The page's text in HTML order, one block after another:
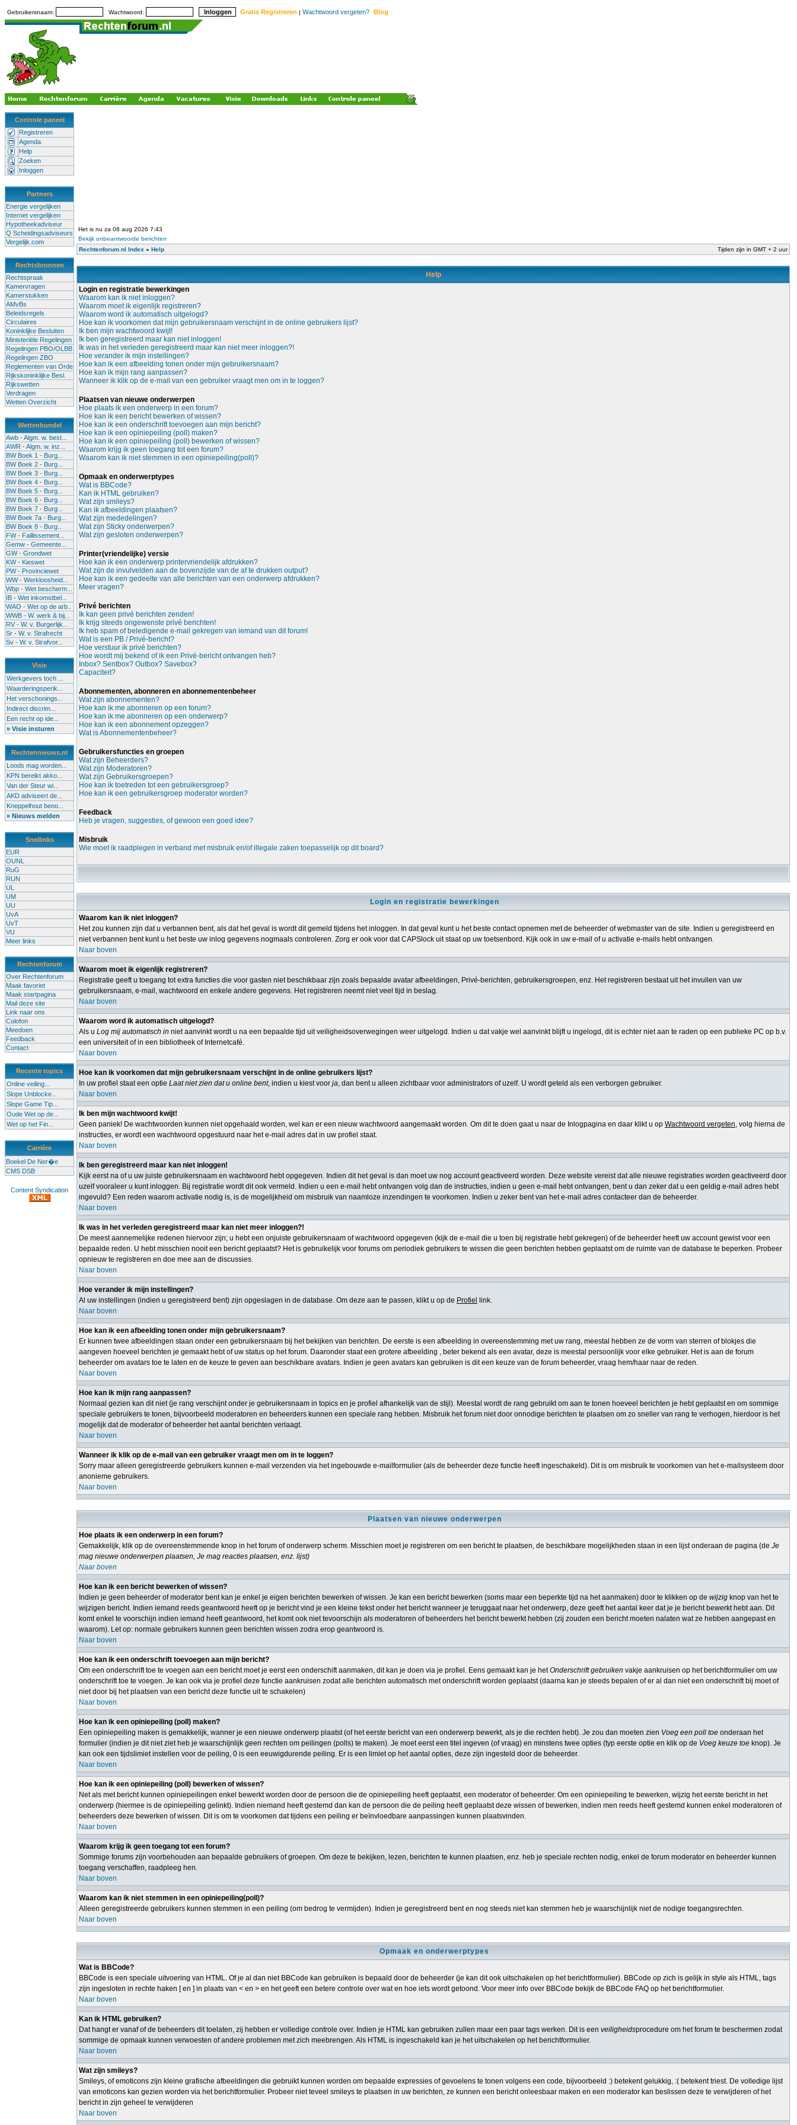
Gebruikersnaam: Wachtwoord: Gratis Registreren | Wachtwoord vergeten? Blog
Controle paneel
Registreren
Agenda
Help
Zoeken
Inloggen
Partners
Energie vergelijken
Internet vergelijken
Hypotheekadviseur
Q Scheidingsadviseurs
Vergelijk.com
Rechtsbronnen
Rechtspraak
Kamervragen
Kamerstukken
AMvBs
Beleidsregels
Circulaires
Koninklijke Besluiten
Ministeriële Regelingen
Regelingen PBO/OLBB
Regelingen ZBO
Reglementen van Orde
Rijkskoninklijke Besl.
Rijkswetten
Verdragen
Wetten Overzicht
Wettenbundel
Awb - Algm. w. best...
AWR - Algm. w. inz...
BW Boek 1 - Burg...
BW Boek 2 - Burg...
BW Boek 3 - Burg...
BW Boek 4 - Burg...
BW Boek 5 - Burg...
BW Boek 6 - Burg...
BW Boek 7 - Burg...
BW Boek 7a - Burg...
BW Boek 8 - Burg...
FW - Faillissement...
Gemw - Gemeente...
GW - Grondwet
KW - Kieswet
PW - Provinciewet
WW - Werkloosheid...
Wbp - Wet bescherm...
IB - Wet inkomstbel...
WAO - Wet op de arb..
WWB - W. werk & bij...
RV - W. v. Burgerlijk...
Sr - W. v. Strafrecht
Sv - W. v. Strafvor...
Visie
Werkgevers toch ...
Waarderingsperik...
Het verschonings...
Indirect discrim...
Een recht op ide...
» Visie insturen
Rechtennieuws.nl
Loods mag worden...
KPN bereikt akko...
Van der Steur wi...
AKD adviseert de...
Kneppelhout beno...
» Nieuws melden
Snellinks
EUR
OUNL
RuG
RUN
UL
UM
UU
UvA
UvT
VU
Meer links
Rechtenforum
Over Rechtenforum
Maak favoriet
Maak startpagina
Mail deze site
Link naar ons
Colofon
Meedoen
Feedback
Contact
Recente topics
Online veiling...
Slope Unblocke...
Slope Game Tip...
Oude Wet op de...
Wet op het Fin...
Carrière
Boekel De Ner�e
CMS DSB
Content Syndication
Het is nu za 08 aug 2026 7:43
Bekijk onbeantwoorde berichten
Rechtenforum.nl Index » Help Tijden zijn in GMT + 2 uur
Help
Login en registratie bewerkingen
Waarom kan ik niet inloggen?
Waarom moet ik eigenlijk registreren?
Waarom word ik automatisch uitgelogd?
Hoe kan ik voorkomen dat mijn gebruikersnaam verschijnt in de online gebruikers lijst?
Ik ben mijn wachtwoord kwijt!
Ik ben geregistreerd maar kan niet inloggen!
Ik was in het verleden geregistreerd maar kan niet meer inloggen?!
Hoe verander ik mijn instellingen?
Hoe kan ik een afbeelding tonen onder mijn gebruikersnaam?
Hoe kan ik mijn rang aanpassen?
Wanneer ik klik op de e-mail van een gebruiker vraagt men om in te loggen?
Plaatsen van nieuwe onderwerpen
Hoe plaats ik een onderwerp in een forum?
Hoe kan ik een bericht bewerken of wissen?
Hoe kan ik een onderschrift toevoegen aan mijn bericht?
Hoe kan ik een opiniepeiling (poll) maken?
Hoe kan ik een opiniepeiling (poll) bewerken of wissen?
Waarom krijg ik geen toegang tot een forum?
Waarom kan ik niet stemmen in een opiniepeiling(poll)?
Opmaak en onderwerptypes
Wat is BBCode?
Kan ik HTML gebruiken?
Wat zijn smileys?
Kan ik afbeeldingen plaatsen?
Wat zijn mededelingen?
Wat zijn Sticky onderwerpen?
Wat zijn gesloten onderwerpen?
Printer(vriendelijke) versie
Hoe kan ik een onderwerp printervriendelijk afdrukken?
Wat zijn de invulvelden aan de bovenzijde van de af te drukken output?
Hoe kan ik een gedeelte van alle berichten van een onderwerp afdrukken?
Meer vragen?
Privé berichten
Ik kan geen privé berichten zenden!
Ik krijg steeds ongewenste privé berichten!
Ik heb spam of beledigende e-mail gekregen van iemand van dit forum!
Wat is een PB / Privé-bericht?
Hoe verstuur ik privé berichten?
Hoe wordt mij bekend of ik een Privé-bericht ontvangen heb?
Inbox? Sentbox? Outbox? Savebox?
Capaciteit?
Abonnementen, abonneren en abonnementenbeheer
Wat zijn abonnementen?
Hoe kan ik me abonneren op een forum?
Hoe kan ik me abonneren op een onderwerp?
Hoe kan ik een abonnement opzeggen?
Wat is Abonnementenbeheer?
Gebruikersfuncties en groepen
Wat zijn Beheerders?
Wat zijn Moderatoren?
Wat zijn Gebruikersgroepen?
Hoe kan ik toetreden tot een gebruikersgroep?
Hoe kan ik een gebruikersgroep moderator worden?
Feedback
Heb je vragen, suggesties, of gewoon een goed idee?
Misbruik
Wie moet ik raadplegen in verband met misbruik en/of illegale zaken toepasselijk op dit board?
Login en registratie bewerkingen
Waarom kan ik niet inloggen?
Het zou kunnen zijn dat u verbannen bent, als dat het geval is wordt dit gemeld tijdens het inloggen. In dat geval kunt u het beste contact opnemen met de beheerder of webmaster van de site. Indien u geregistreerd en
niet verbannen bent kunt u het beste uw inlog gegevens nogmaals controleren. Zorg er ook voor dat CAPSlock uit staat op uw toetsenbord. Kijk ook in uw e-mail of u activatie e-mails hebt ontvangen.
Naar boven
Waarom moet ik eigenlijk registreren?
Registratie geeft u toegang tot extra functies die voor gasten niet beschikbaar zijn zoals bepaalde avatar afbeeldingen, Privé-berichten, gebruikersgroepen, enz. Het registreren bestaat uit het invullen van uw
gebruikersnaam, e-mail, wachtwoord en enkele andere gegevens. Het registreren neemt niet veel tijd in beslag.
Naar boven
Waarom word ik automatisch uitgelogd?
Als u Log mij automatisch in niet aanvinkt wordt u na een bepaalde tijd uit veiligheidsoverwegingen weer uitgelogd. Indien u dat vakje wel aanvinkt blijft u ingelogd, dit is echter niet aan te raden op een publieke PC op b.v.
een universiteit of in een bibliotheek of Internetcafé.
Naar boven
Hoe kan ik voorkomen dat mijn gebruikersnaam verschijnt in de online gebruikers lijst?
In uw profiel staat een optie Laat niet zien dat u online bent, indien u kiest voor ja, dan bent u alleen zichtbaar voor administrators of uzelf. U wordt geteld als een verborgen gebruiker.
Naar boven
Ik ben mijn wachtwoord kwijt!
Geen paniek! De wachtwoorden kunnen niet opgehaald worden, wel kan er een nieuw wachtwoord aangemaakt worden. Om dit te doen gaat u naar de Inlogpagina en daar klikt u op Wachtwoord vergeten, volg hierna de
instructies, er wordt een wachtwoord opgestuurd naar het e-mail adres dat in uw profiel staat.
Naar boven
Ik ben geregistreerd maar kan niet inloggen!
Kijk eerst na of u uw juiste gebruikersnaam en wachtwoord hebt opgegeven. Indien dit het geval is dan moet uw nog account geactiveerd worden. Deze website vereist dat alle nieuwe registraties worden geactiveerd door
uzelf vooraleer u kunt inloggen. Bij registratie wordt dit ook vermeld. Indien u een e-mail hebt ontvangen volg dan de instructies, indien u geen e-mail hebt ontvangen, bent u dan zeker dat u een geldig e-mail adres hebt
ingevuld? Een reden waarom activatie nodig is, is de mogelijkheid om misbruik van naamloze inzendingen te voorkomen. Indien u zeker bent van het e-mail adres contacteer dan de beheerder.
Naar boven
Ik was in het verleden geregistreerd maar kan niet meer inloggen?!
De meest aannemelijke redenen hiervoor zijn; u hebt een onjuiste gebruikersnaam of wachtwoord opgegeven (kijk de e-mail die u toen bij registratie hebt gekregen) of de beheerder heeft uw account gewist voor een
bepaalde reden. U hebt misschien nooit een bericht geplaatst? Het is gebruikelijk voor forums om periodiek gebruikers te wissen die geen berichten hebben geplaatst om de ruimte van de database te beperken. Probeer
opnieuw te registreren en doe mee aan de discussies.
Naar boven
Hoe verander ik mijn instellingen?
Al uw instellingen (indien u geregistreerd bent) zijn opgeslagen in de database. Om deze aan te passen, klikt u op de Profiel
link.
Naar boven
Hoe kan ik een afbeelding tonen onder mijn gebruikersnaam?
Er kunnen twee afbeeldingen staan onder een gebruikersnaam bij het bekijken van berichten. De eerste is een afbeelding in overeenstemming met uw rang, meestal hebben ze de vorm van sterren of blokjes die
aangeven hoeveel berichten je gemaakt hebt of uw status op het forum. Daaronder staat een grotere afbeelding , beter bekend als een avatar, deze is meestal persoonlijk voor elke gebruiker. Het is aan de forum
beheerder om avatars toe te laten en de keuze te geven aan beschikbare avatars. Indien je geen avatars kan gebruiken is dit een keuze van de forum beheerder, vraag hem/haar naar de reden.
Naar boven
Hoe kan ik mijn rang aanpassen?
Normaal gezien kan dit niet (je rang verschijnt onder je gebruikersnaam in topics en je profiel afhankelijk van de stijl). Meestal wordt de rang gebruikt om aan te tonen hoeveel berichten je hebt geplaatst en om sommige
speciale gebruikers te tonen, bijvoorbeeld moderatoren en beheerders kunnen een speciale rang hebben. Misbruik het forum niet door onnodige berichten te plaatsen om zo sneller van rang te verhogen, hierdoor is het
mogelijk dat de moderator of beheerder het aantal berichten verlaagt.
Naar boven
Wanneer ik klik op de e-mail van een gebruiker vraagt men om in te loggen?
Sorry maar alleen geregistreerde gebruikers kunnen e-mail verzenden via het ingebouwde e-mailformulier (als de beheerder deze functie heeft ingeschakeld). Dit is om misbruik te voorkomen van het e-mailsysteem door
anonieme gebruikers.
Naar boven
Plaatsen van nieuwe onderwerpen
Hoe plaats ik een onderwerp in een forum?
Gemakkelijk, klik op de overeenstemmende knop in het forum of onderwerp scherm. Misschien moet je registreren om een bericht te plaatsen, de beschikbare mogelijkheden staan in een lijst onderaan de pagina (de Je
mag nieuwe onderwerpen plaatsen, Je mag reacties plaatsen, enz. lijst)
Naar boven
Hoe kan ik een bericht bewerken of wissen?
Indien je geen beheerder of moderator bent kan je enkel je eigen berichten bewerken of wissen. Je kan een bericht bewerken (soms maar een beperkte tijd na het aanmaken) door te klikken op de wijzig knop van het te
wijzigen bericht. Indien iemand reeds geantwoord heeft op je bericht vind je een kleine tekst onder het bericht wanneer je teruggaat naar het onderwerp, deze geeft het aantal keer dat je je bericht bewerkt hebt aan. Dit
komt enkel te voorschijn indien iemand heeft geantwoord, het komt ook niet tevoorschijn als moderatoren of beheerders het bericht bewerkt hebben (zij zouden een bericht moeten nalaten wat ze hebben aangepast en
waarom). Let op: normale gebruikers kunnen geen berichten wissen zodra erop geantwoord is.
Naar boven
Hoe kan ik een onderschrift toevoegen aan mijn bericht?
Om een onderschrift toe te voegen aan een bericht moet je eerst een onderschift aanmaken, dit kan je doen via je profiel. Eens gemaakt kan je hetOnderschrift gebruiken vakje aankruisen op het berichtformulier om uw
onderschrift toe te voegen. Je kan ook via je profiel deze functie aankruisen zodat alle berichten automatisch met onderschrift worden geplaatst (daarna kan je steeds bepalen of er al dan niet een onderschrift bij moet of
niet door bij het plaatsen van een bericht deze functie uit te schakelen)
Naar boven
Hoe kan ik een opiniepeiling (poll) maken?
Een opiniepeiling maken is gemakkelijk, wanner je een nieuwe onderwerp plaatst (of het eerste bericht van een onderwerp bewerkt, als je die rechten hebt). Je zou dan moeten zien Voeg een poll toe onderaan het
formulier (indien je dit niet ziet heb je waarschijnlijk geen rechten om peilingen (polls) te maken). Je moet eerst een titel ingeven (of vraag) en minstens twee opties (typ eerste optie en klik op de Voeg keuze toe knop). Je
kan ook een tijdslimiet instellen voor de peiling, 0 is een eeuwigdurende peiling. Er is een limiet op het aantal opties, deze zijn ingesteld door de beheerder.
Naar boven
Hoe kan ik een opiniepeiling (poll) bewerken of wissen?
Net als met bericht kunnen opiniepeilingen enkel bewerkt worden door de persoon die de opiniepeiling heeft geplaatst, een moderator of beheerder. Om een opiniepeiling te bewerken, wijzig het eerste bericht in het
onderwerp (hiermee is de opiniepeiling gelinkt). Indien niemand heeft gestemd dan kan de persoon die de peiling heeft geplaatst deze wissen of bewerken, indien men reeds heeft gestemd kunnen enkel moderatoren of
beheerders deze bewerken of wissen. Dit is om te voorkomen dat tijdens een peiling er beïnvloedbare aanpassingen kunnen plaatsvinden.
Naar boven
Waarom krijg ik geen toegang tot een forum?
Sommige forums zijn voorbehouden aan bepaalde gebruikers of groepen. Om deze te bekijken, lezen, berichten te kunnen plaatsen, enz. heb je speciale rechten nodig, enkel de forum moderator en beheerder kunnen
toegang verschaffen, raadpleeg hen.
Naar boven
Waarom kan ik niet stemmen in een opiniepeiling(poll)?
Alleen geregistreerde gebruikers kunnen stemmen in een peiling (om bedrog te vermijden). Indien je geregistreerd bent en nog steeds niet kan stemmen heb je waarschijnlijk niet de nodige toegangsrechten.
Naar boven
Opmaak en onderwerptypes
Wat is BBCode?
BBCode is een speciale uitvoering van HTML. Of je al dan niet BBCode kan gebruiken is bepaald door de beheerder (je kan dit ook uitschakelen op het berichtformulier). BBCode op zich is gelijk in style als HTML, tags
zijn ingesloten in rechte haken [ en ] in plaats van < en > en het geeft een betere controle over wat en hoe iets wordt getoond. Voor meer info over BBCode bekijk de BBCode FAQ op het berichtformulier.
Naar boven
Kan ik HTML gebruiken?
Dat hangt er vanaf of de beheerders dit toelaten, zij hebben er volledige controle over. Indien je HTML kan gebruiken zullen maar een paar tags werken. Dit is een veiligheidsprocedure om het forum te beschermen zodat
sommige de opmaak kunnen verwoesten of andere problemen met zich meebrengen. Als HTML is ingeschakeld kan je het uitschakelen op het berichtformulier.
Naar boven
Wat zijn smileys?
Smileys, of emoticons zijn kleine grafische afbeeldingen die gebruikt kunnen worden om bepaalde expressies of gevoelens te tonen volgens een code, bijvoorbeeld :) betekent gelukkig, :( betekent triest. De volledige lijst
van emoticons kan gezien worden via het berichtformulier. Probeer niet teveel smileys te plaatsen in uw berichten, ze kunnen een bericht onleesbaar maken en een moderator kan beslissen deze te verwijderen of het
bericht in zijn geheel te verwijderen
Naar boven